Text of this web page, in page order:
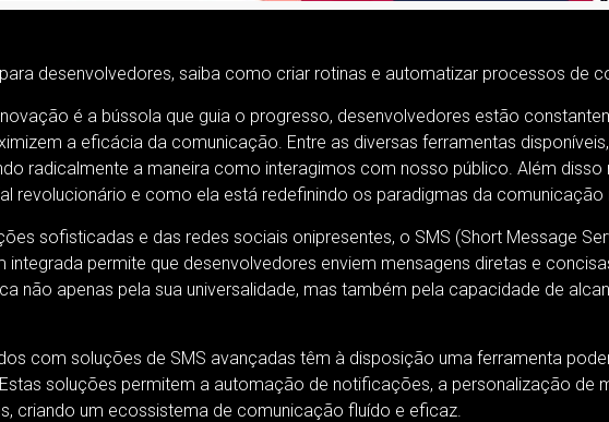
desenvolvedores, saiba como criar rotinas e automatizar processos de
é a bússola que guia o progresso, desenvolvedores estão
a eficácia da comunicação. Entre as diversas ferramentas
radicalmente a maneira como interagimos com nosso público. Além
revolucionário e como ela está redefinindo os paradigmas da comunicação
sofisticadas e das redes sociais onipresentes, o SMS (Short Message
integrada permite que desenvolvedores enviem mensagens diretas e
não apenas pela sua universalidade, mas também pela capacidade de
com soluções de SMS avançadas têm à disposição uma ferramenta
soluções permitem a automação de notificações, a personalização
criando um ecossistema de comunicação fluído e eficaz.